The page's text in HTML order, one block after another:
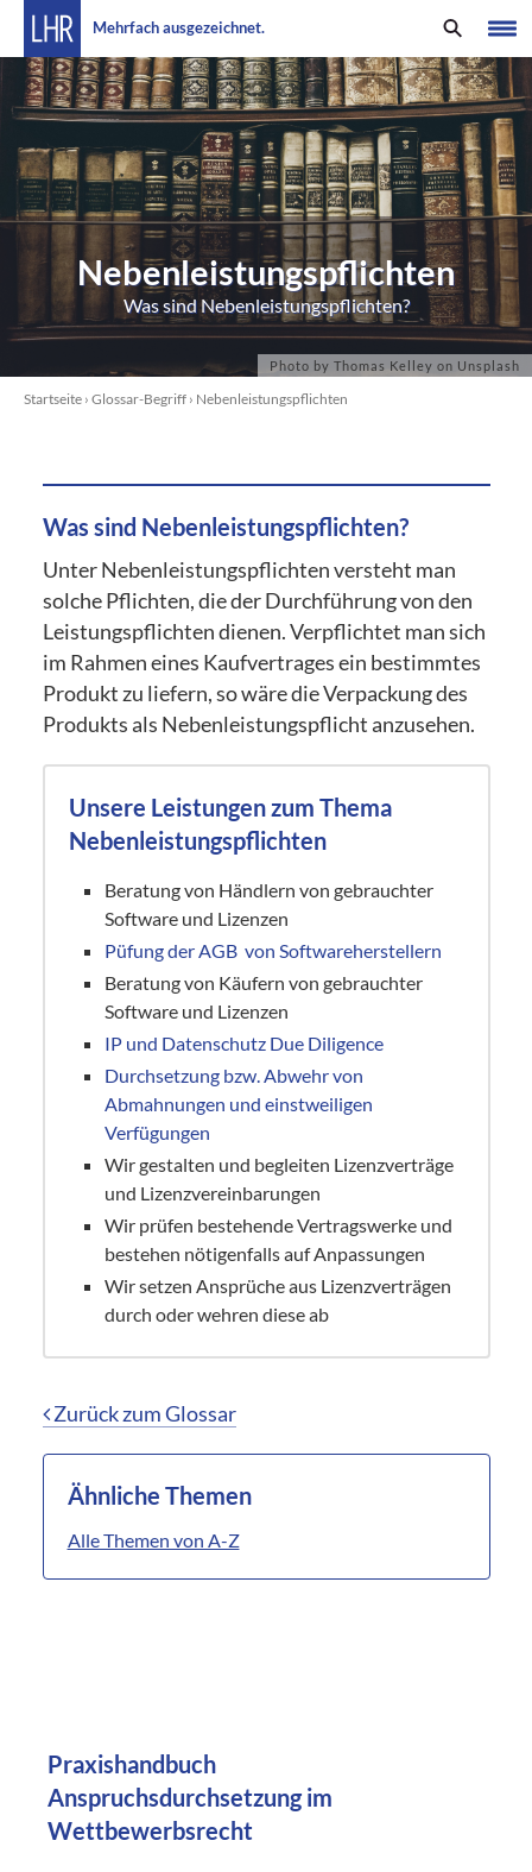
Mehrfach ausgezeichnet.
Nebenleistungspflichten
Was sind Nebenleistungspflichten?
Startseite › Glossar-Begriff › Nebenleistungspflichten
Was sind Nebenleistungspflichten?
Unter Nebenleistungspflichten versteht man
solche Pflichten, die der Durchführung von den
Leistungspflichten dienen. Verpflichtet man sich
im Rahmen eines Kaufvertrages ein bestimmtes
Produkt zu liefern, so wäre die Verpackung des
Produkts als Nebenleistungspflicht anzusehen.
Unsere Leistungen zum Thema
Nebenleistungspflichten
Beratung von Händlern von gebrauchter
Software und Lizenzen
Püfung der AGB von Softwareherstellern
Beratung von Käufern von gebrauchter
Software und Lizenzen
IP und Datenschutz Due Diligence
Durchsetzung bzw. Abwehr von
Abmahnungen und einstweiligen
Verfügungen
Wir gestalten und begleiten Lizenzverträge
und Lizenzvereinbarungen
Wir prüfen bestehende Vertragswerke und
bestehen nötigenfalls auf Anpassungen
Wir setzen Ansprüche aus Lizenzverträgen
durch oder wehren diese ab
Zurück zum Glossar
Ähnliche Themen
Alle Themen von A-Z
Praxishandbuch
Anspruchsdurchsetzung im
Wettbewerbsrecht